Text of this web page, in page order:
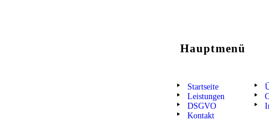
Hauptmenü
Startseite
Leistungen
DSGVO
Kontakt